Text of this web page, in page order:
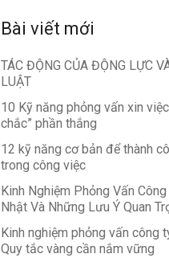
Bài viết mới
TÁC ĐỘNG CỦA ĐỘNG LỰC
LUẬT
10 Kỹ năng phỏng vấn xin
chắc” phần thắng
12 kỹ năng cơ bản để thành
trong công việc
Kinh Nghiệm Phỏng Vấn Công
Nhật Và Những Lưu Ý Quan
Kinh nghiệm phỏng vấn công
Quy tắc vàng cần nắm vững